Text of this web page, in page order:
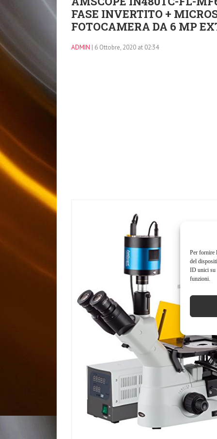
Per fornire
del
ID unici su
funzioni.
FASE INVERTITO +
FOTOCAMERA DA 6 MP
ADMIN | 6 Ottobre, 2020 at 02:34